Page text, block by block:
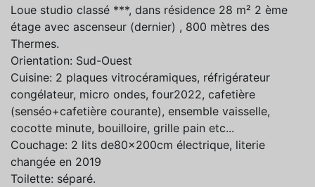
Loue studio classé ***, dans résidence 28 m² 2 ème
étage avec ascenseur (dernier) , 800 mètres des
Thermes.
Orientation: Sud-Ouest
Cuisine: 2 plaques vitrocéramiques, réfrigérateur
congélateur, micro ondes, four2022, cafetière
(senséo+cafetière courante), ensemble vaisselle,
cocotte minute, bouilloire, grille pain etc...
Couchage: 2 lits de80x200cm électrique, literie
changée en 2019
Toilette: séparé.